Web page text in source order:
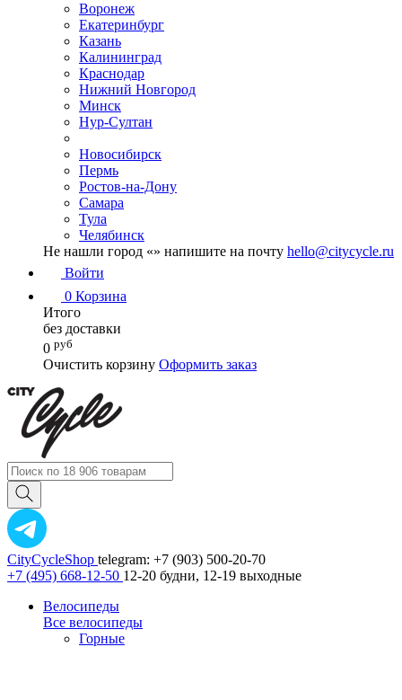
Воронеж
Екатеринбург
Казань
Калининград
Краснодар
Нижний Новгород
Минск
Нур-Султан
Новосибирск
Пермь
Ростов-на-Дону
Самара
Тула
Челябинск
Не нашли город «» напишите на почту hello@citycycle.ru
Войти
0 Корзина
Итого
без доставки
0 руб
Очистить корзину Оформить заказ
CityCycleShop telegram: +7 (903) 500-20-70
+7 (495) 668-12-50 12-20 будни, 12-19 выходные
Велосипеды
Все велосипеды
Горные